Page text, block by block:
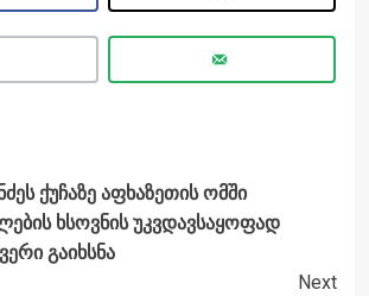
ქუჩაზე აფხაზეთის ომში
ხსოვნის უკვდავსაყოფად
გაიხსნა
Next